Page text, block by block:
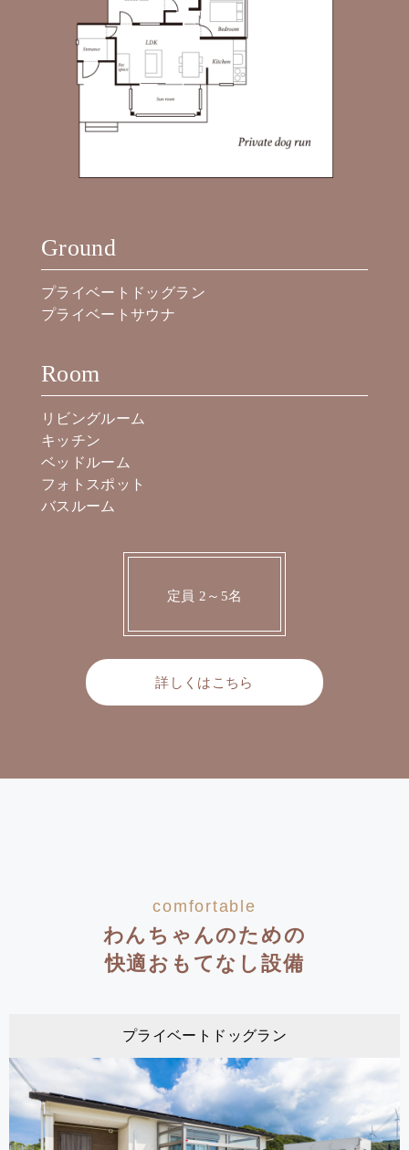
Ground
プライベートドッグラン
プライベートサウナ
Room
リビングルーム
キッチン
ベッドルーム
フォトスポット
バスルーム
定員 2～5名
詳しくはこちら
comfortable
わんちゃんのための
快適おもてなし設備
プライベートドッグラン